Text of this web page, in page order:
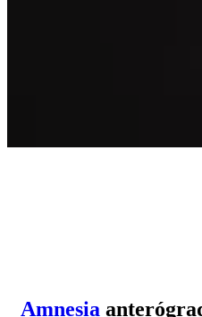
Amnesia